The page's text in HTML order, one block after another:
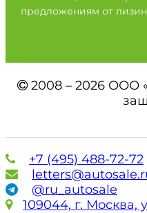
предложениям от
2008 – 2026 ООО
+7 (495) 488-72-72
@ru_autosale
109044, г. Москва,